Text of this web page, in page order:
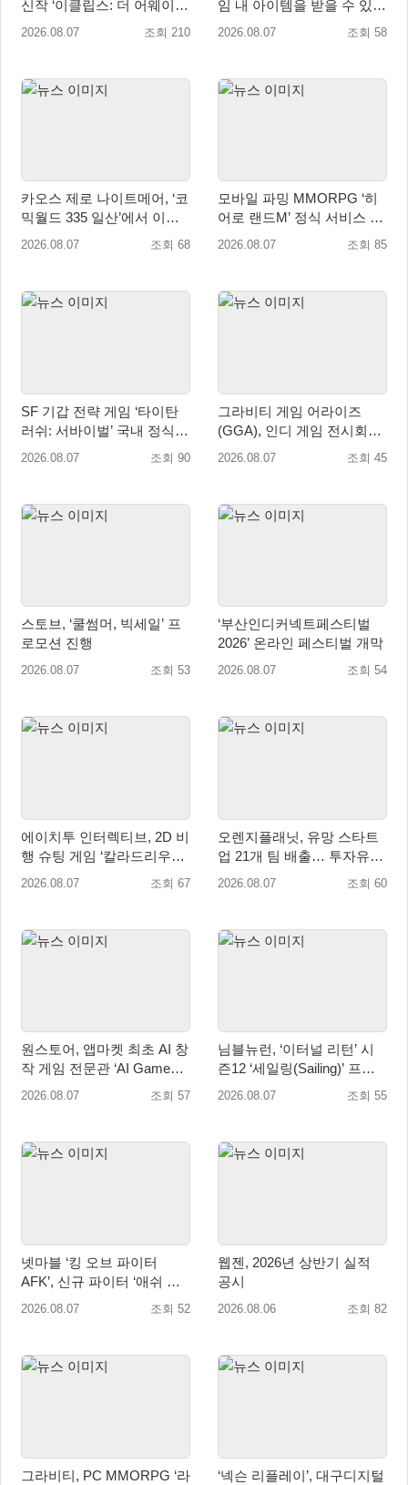
신작 ‘이클립스: 더 어웨이크
닝’ 9월 10일 론칭!
2026.08.07 조회 210
임 내 아이템을 받을 수 있는
‘레전드 대회 라운드 7’ 개최!
2026.08.07 조회 58
카오스 제로 나이트메어, ‘코
믹월드 335 일산’에서 이용
자 소통 예고
2026.08.07 조회 68
모바일 파밍 MMORPG ‘히
어로 랜드M’ 정식 서비스 돌
입
2026.08.07 조회 85
SF 기갑 전략 게임 ‘타이탄
러쉬: 서바이벌’ 국내 정식
출시
2026.08.07 조회 90
그라비티 게임 어라이즈
(GGA), 인디 게임 전시회
‘도쿄 게임 던전 13’ 참가!
2026.08.07 조회 45
스토브, ‘쿨썸머, 빅세일’ 프
로모션 진행
2026.08.07 조회 53
‘부산인디커넥트페스티벌
2026’ 온라인 페스티벌 개막
2026.08.07 조회 54
에이치투 인터렉티브, 2D 비
행 슈팅 게임 ‘칼라드리우스
2/다크 엘레멘트’ 올 겨울 전
2026.08.07 조회 67
오렌지플래닛, 유망 스타트
업 21개 팀 배출… 투자유치∙
매출성장 성과 눈길
2026.08.07 조회 60
원스토어, 앱마켓 최초 AI 창
작 게임 전문관 ‘AI Games’
오픈
2026.08.07 조회 57
님블뉴런, ‘이터널 리턴’ 시
즌12 ‘세일링(Sailing)’ 프리
시즌 시작
2026.08.07 조회 55
넷마블 ‘킹 오브 파이터
AFK’, 신규 파이터 ‘애쉬 크
림존’ 업데이트
2026.08.07 조회 52
웹젠, 2026년 상반기 실적
공시
2026.08.06 조회 82
그라비티, PC MMORPG ‘라
‘넥슨 리플레이’, 대구디지털